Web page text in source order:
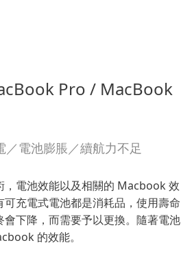
Pro / MacBook
／電池膨脹／續航力不足
，電池效能以及相關的 Macbook 效
充電式電池都是消耗品，使用壽命
下降，而需要予以更換。隨著電池
的效能。